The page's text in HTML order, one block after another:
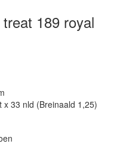
189 royal
33 nld (Breinaald 1,25)